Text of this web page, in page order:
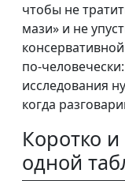
чтобы не
мази» и не
по-
исследования
когда
Коротко
одной